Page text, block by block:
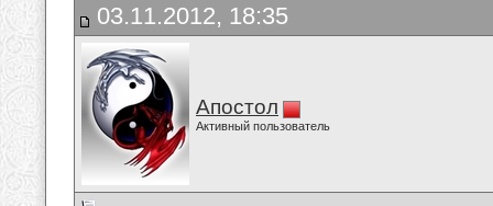
03.11.2012, 18:35
Апостол
Активный пользователь